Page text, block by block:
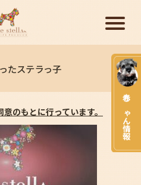
赤ちゃん情報
たステラっ子
のもとに行っています。